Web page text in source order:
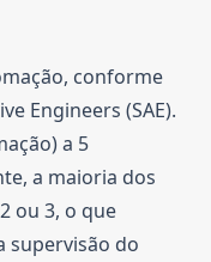
conforme
Engineers (SAE).
a 5
a maioria dos
ou 3, o que
supervisão do